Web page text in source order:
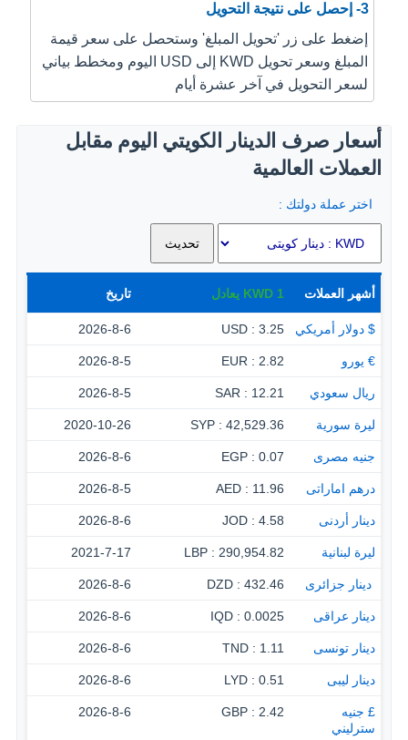
3- إحصل على نتيجة التحويل
إضغط على زر 'تحويل المبلغ' وستحصل على سعر قيمة
المبلغ وسعر تحويل KWD إلى USD اليوم ومخطط بياني
لسعر التحويل في آخر عشرة أيام
أسعار صرف الدينار الكويتي اليوم مقابل
العملات العالمية
اختر عملة دولتك :
أشهر العملات 1
KWD يعادل تاريخ
$ دولار أمريكي 3.25 : USD
2026-8-6
€ يورو 2.82 : EUR
2026-8-5
ريال سعودي 12.21 : SAR
2026-8-5
ليرة سورية 42,529.36 : SYP
2020-10-26
جنيه مصرى 0.07 : EGP
2026-8-6
درهم اماراتى 11.96 : AED
2026-8-5
دينار أردنى 4.58 : JOD
2026-8-6
ليرة لبنانية 290,954.82 : LBP
2021-7-17
‏ دينار جزائرى 432.46 : DZD
2026-8-6
دينار عراقى 0.0025 : IQD
2026-8-6
دينار تونسى 1.11 : TND
2026-8-6
دينار ليبى 0.51 : LYD
2026-8-6
£ جنيه
سترليني
2.42 : GBP
2026-8-6